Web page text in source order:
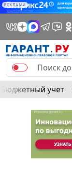
РЕКЛАМА
Бюджетный учет